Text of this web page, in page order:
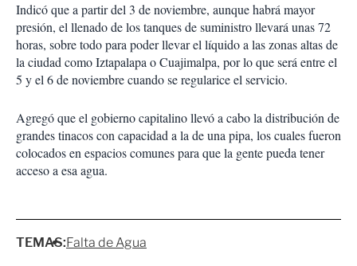
Indicó que a partir del 3 de noviembre, aunque habrá mayor
presión, el llenado de los tanques de suministro llevará unas 72
horas, sobre todo para poder llevar el líquido a las zonas altas de
la ciudad como Iztapalapa o Cuajimalpa, por lo que será entre el
5 y el 6 de noviembre cuando se regularice el servicio.
Agregó que el gobierno capitalino llevó a cabo la distribución de
grandes tinacos con capacidad a la de una pipa, los cuales fueron
colocados en espacios comunes para que la gente pueda tener
acceso a esa agua.
TEMAS:Falta de Agua